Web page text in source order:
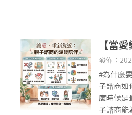
【當
子關係
近？】
發佈：
#為什麼
子諮商如
麼時候是
子諮商能